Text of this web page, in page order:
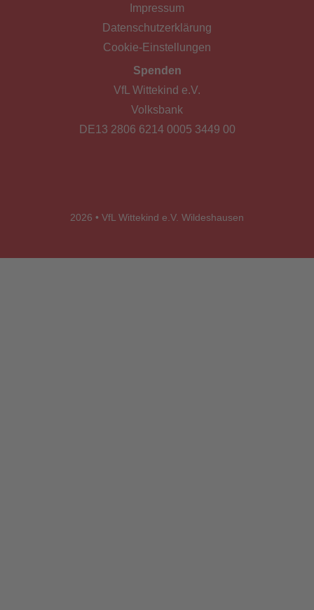
Impressum
Datenschutzerklärung
Cookie-Einstellungen
Spenden
VfL Wittekind e.V.
Volksbank
DE13 2806 6214 0005 3449 00
2026 • VfL Wittekind e.V. Wildeshausen